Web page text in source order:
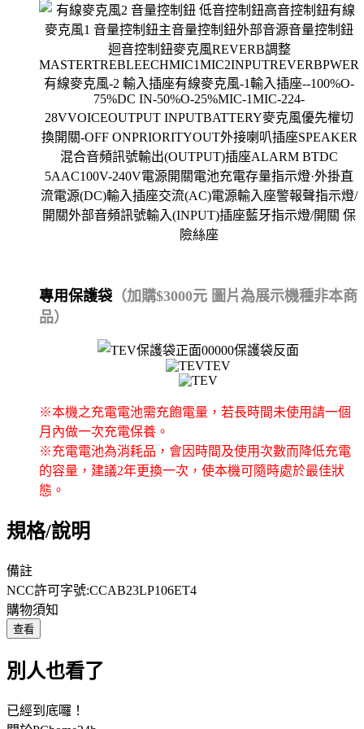
專用保護袋（加購$3000元 圖片為展示機種非本商
品）
※本機之充電電池需充飽電量，若長時間未使用請一個
月內做一次充電保養。
※充電電池為消耗品，會因時間及使用次數而降低充電
的容量，建議2年更換一次，使本機可隨時處於最佳狀
態。
規格/說明
備註
NCC許可字號:CCAB23LP106ET4
購物須知
查看
別人也看了
已經到底囉！